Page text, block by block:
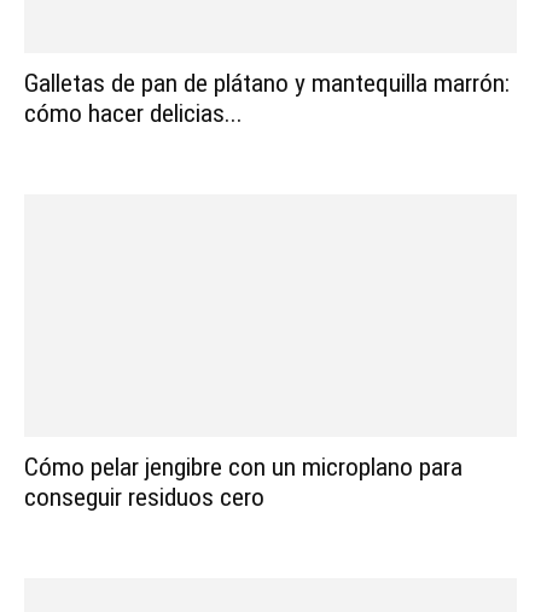
Galletas de pan de plátano y mantequilla marrón:
cómo hacer delicias...
Cómo pelar jengibre con un microplano para
conseguir residuos cero